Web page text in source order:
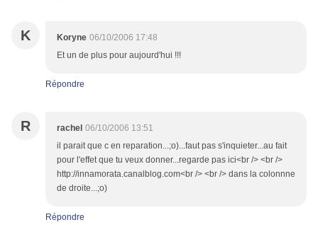
K Koryne 06/10/2006 17:48
Et un de plus pour aujourd'hui !!!
Répondre
R rachel 06/10/2006 13:51
il parait que c en reparation...;o)...faut pas s'inquieter...au fait
pour l'effet que tu veux donner...regarde pas ici<br /> <br />
http://innamorata.canalblog.com<br /> <br /> dans la colonnne
de droite...;o)
Répondre